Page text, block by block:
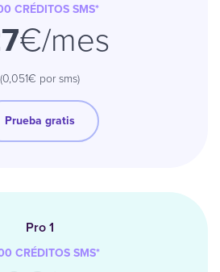
CRÉDITOSSMS*
€/mes
(0,051€ por sms)
Prueba gratis
Pro 1
CRÉDITOS SMS*